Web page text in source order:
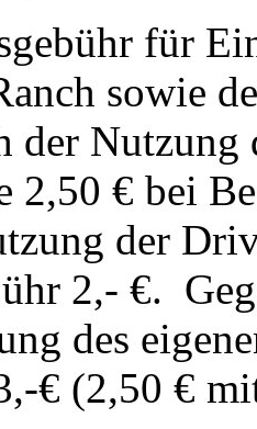
für
sowie
der Nutzung
2,50 € bei
der
2,- €.
des
€ (2,50 €